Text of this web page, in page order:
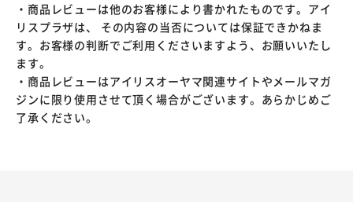
・商品レビューは他のお客様により書かれたものです。アイ
リスプラザは、 その内容の当否については保証できかねま
す。お客様の判断でご利用くださいますよう、お願いいたし
ます。
・商品レビューはアイリスオーヤマ関連サイトやメールマガ
ジンに限り使用させて頂く場合がございます。あらかじめご
了承ください。